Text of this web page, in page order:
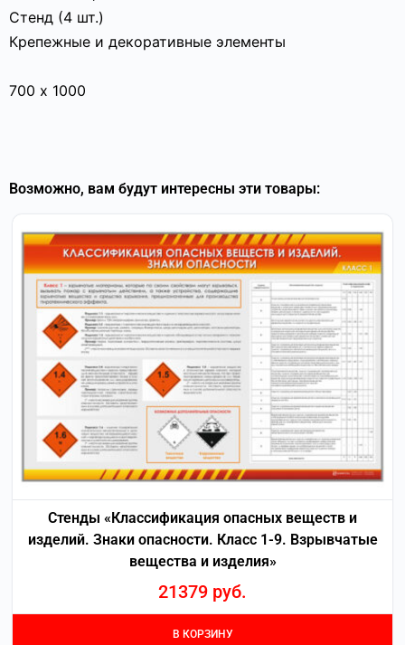
Стенд (4 шт.)
Крепежные и декоративные элементы
700 х 1000
Возможно, вам будут интересны эти товары:
Стенды «Классификация опасных веществ и
изделий. Знаки опасности. Класс 1-9. Взрывчатые
вещества и изделия»
21379 руб.
В КОРЗИНУ